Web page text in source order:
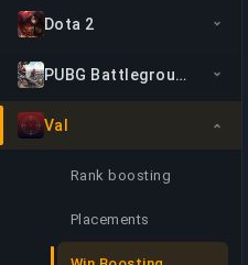
Dota 2
PUBG Battlegrounds
Val
Rank boosting
Placements